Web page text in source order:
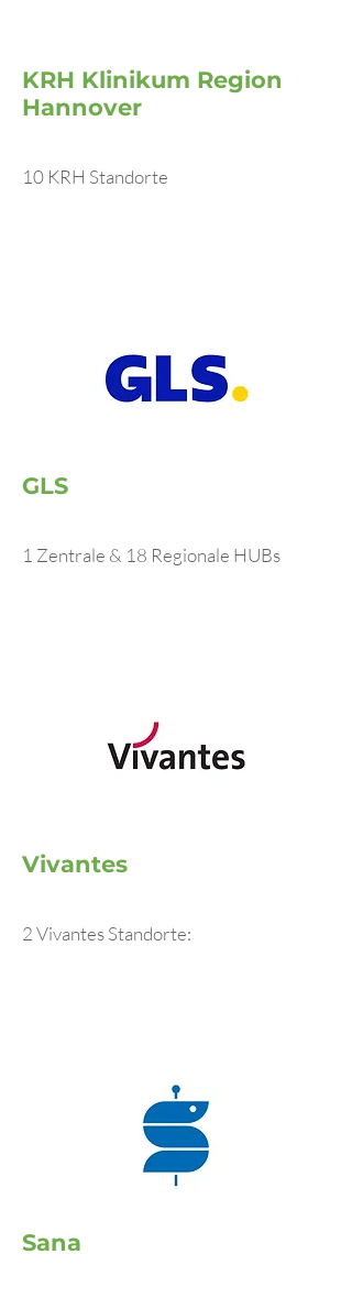
KRH Klinikum Region
Hannover
10 KRH Standorte
GLS
1 Zentrale & 18 Regionale HUBs
Vivantes
2 Vivantes Standorte:
Sana